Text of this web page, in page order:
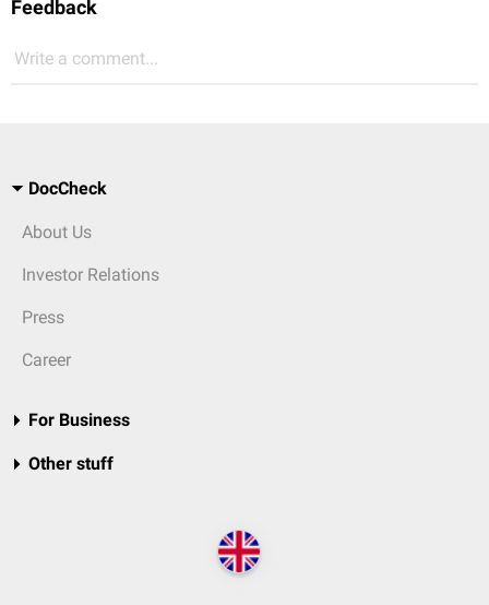
Feedback
Write a comment...
DocCheck
About Us
Investor Relations
Press
Career
For Business
Other stuff